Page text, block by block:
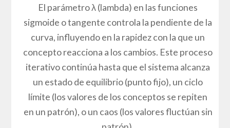
El parámetro λ (lambda) en las funciones
sigmoide o tangente controla la pendiente de la
curva, influyendo en la rapidez con la que un
concepto reacciona a los cambios. Este proceso
iterativo continúa hasta que el sistema alcanza
un estado de equilibrio (punto fijo), un ciclo
límite (los valores de los conceptos se repiten
en un patrón), o un caos (los valores fluctúan sin